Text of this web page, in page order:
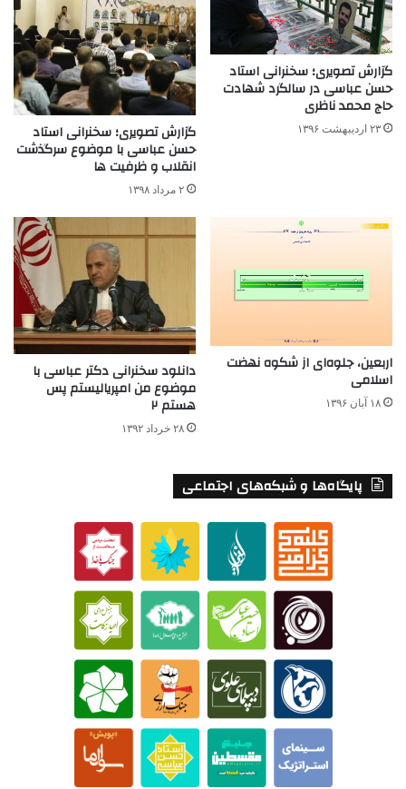
گزارش تصویری؛ سخنرانی استاد
حسن عباسی در سالگرد شهادت
حاج محمد ناظری
۲۳ اردیبهشت ۱۳۹۶ گزارش تصویری؛ سخنرانی استاد
حسن عباسی با موضوع سرگذشت
انقلاب و ظرفیت ها
۲ مرداد ۱۳۹۸
اربعین، جلوه‌ای از شکوه نهضت
اسلامی
۱۸ آبان ۱۳۹۶
دانلود سخنرانی دکتر عباسی با
موضوع من امپریالیستم پس
هستم ۲
۲۸ خرداد ۱۳۹۲
پایگاه‌ها و شبکه‌های اجتماعی